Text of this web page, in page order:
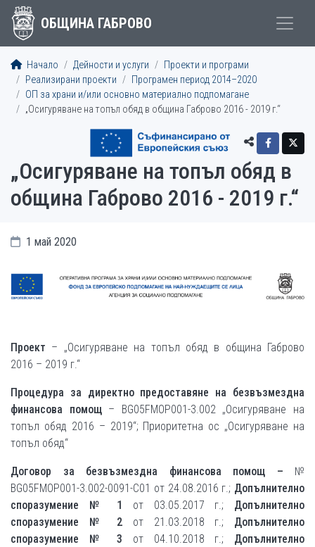
ОБЩИНА ГАБРОВО
Начало Дейности и услуги
Проекти и програми
Реализирани проекти
Програмен период 2014–2020
OП за храни и/или основно материално подпомагане
„Осигуряване на топъл обяд в община Габрово 2016 - 2019 г.“
„Осигуряване на топъл обяд в
община Габрово 2016 - 2019 г.“
1 май 2020
Проект – „Осигуряване на топъл обяд в община Габрово
2016 – 2019 г.“
Процедура за директно предоставяне на безвъзмездна
финансова помощ– BG05FMOP001-3.002 „Осигуряване на
топъл обяд 2016 – 2019“; Приоритетна ос „Осигуряване на
топъл обяд“
Договор за безвъзмездна финансова помощ – №
BG05FMOP001-3.002-0091-C01 от 24.08.2016 г.; Допълнително
споразумение № 1
от 03.05.2017 г.; Допълнително
споразумение № 2 от 21.03.2018 г.; Допълнително
споразумение № 3 от 04.10.2018 г.; Допълнително